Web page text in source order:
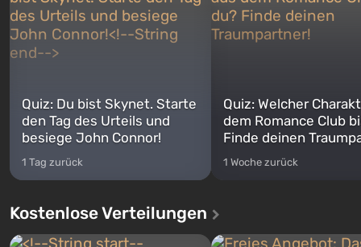
Quiz: Du bist Skynet. Starte
den Tag des Urteils und
besiege John Connor!
1 Tag zurück
Quiz: Welcher
dem Romance Club
Finde deinen
1 Woche zurück
Kostenlose Verteilungen